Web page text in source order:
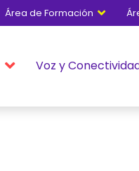

Área de Formación
 Voz y